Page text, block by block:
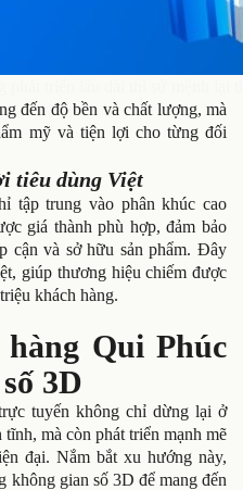
đến độ bền và chất lượng, mà
mỹ và tiện lợi cho từng đối
tiêu dùng Việt
tập trung vào phân khúc cao
giá thành phù hợp, đảm bảo
cận và sở hữu sản phẩm. Đây
giúp thương hiệu chiếm được
khách hàng.
Qui Phúc
3D
tuyến không chỉ dừng lại ở
mà còn phát triển mạnh mẽ
đại. Nắm bắt xu hướng này,
không gian số 3D để mang đến